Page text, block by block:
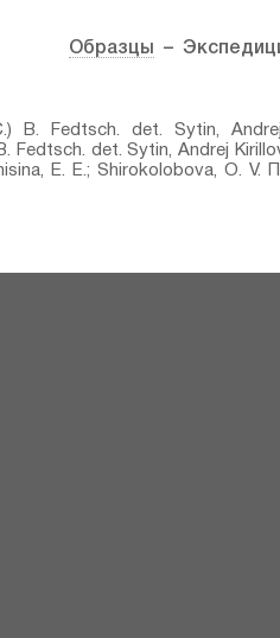
Образцы –
B. Fedtsch.⁣ det. Sytin,
Fedtsch.⁣ det. Sytin, Andrej
E. E.; Shirokolobova, O.